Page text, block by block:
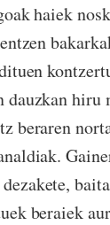
haiek
dauzkan hiru
beraren
beraiek